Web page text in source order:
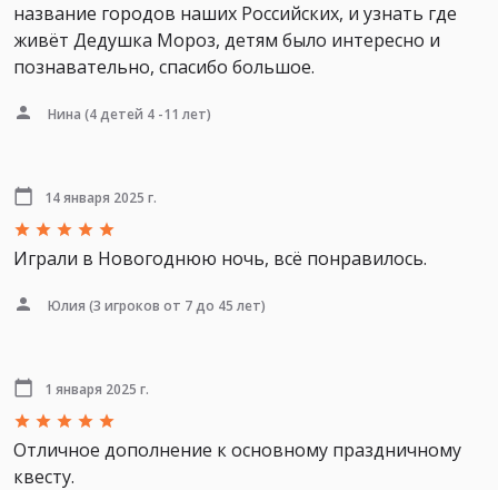
название городов наших Российских, и узнать где
живёт Дедушка Мороз, детям было интересно и
познавательно, спасибо большое.
Нина (4 детей 4 -11 лет)
14 января 2025 г.
Играли в Новогоднюю ночь, всё понравилось.
Юлия (3 игроков от 7 до 45 лет)
1 января 2025 г.
Отличное дополнение к основному праздничному
квесту.